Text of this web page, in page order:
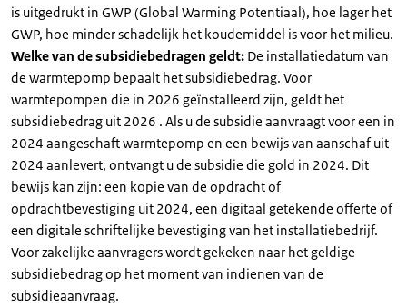
is uitgedrukt in GWP (Global Warming Potentiaal), hoe lager het
GWP, hoe minder schadelijk het koudemiddel is voor het milieu.
Welke van de subsidiebedragen geldt: De installatiedatum van
de warmtepomp bepaalt het subsidiebedrag. Voor
warmtepompen die in 2026 geïnstalleerd zijn, geldt het
subsidiebedrag uit 2026 . Als u de subsidie aanvraagt voor een in
2024 aangeschaft warmtepomp en een bewijs van aanschaf uit
2024 aanlevert, ontvangt u de subsidie die gold in 2024. Dit
bewijs kan zijn: een kopie van de opdracht of
opdrachtbevestiging uit 2024, een digitaal getekende offerte of
een digitale schriftelijke bevestiging van het installatiebedrijf.
Voor zakelijke aanvragers wordt gekeken naar het geldige
subsidiebedrag op het moment van indienen van de
subsidieaanvraag.